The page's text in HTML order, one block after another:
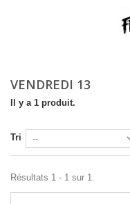
VENDREDI 13
Il y a 1 produit.
Tri
Résultats 1 - 1 sur 1.